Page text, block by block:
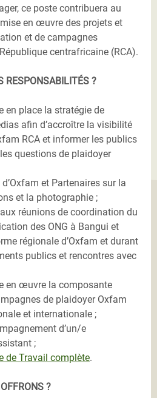
ce poste contribuera au
en œuvre des projets et
et de campagnes
centrafricaine (RCA).
RESPONSABILITÉS ?
en place la stratégie de
afin d’accroître la visibilité
RCA et informer les publics
questions de plaidoyer
et Partenaires sur la
et la photographie ;
réunions de coordination du
des ONG à Bangui et
régionale d’Oxfam et durant
publics et rencontres avec
en œuvre la composante
de plaidoyer Oxfam
et internationale ;
d’un/e
;
de Travail complète.
?